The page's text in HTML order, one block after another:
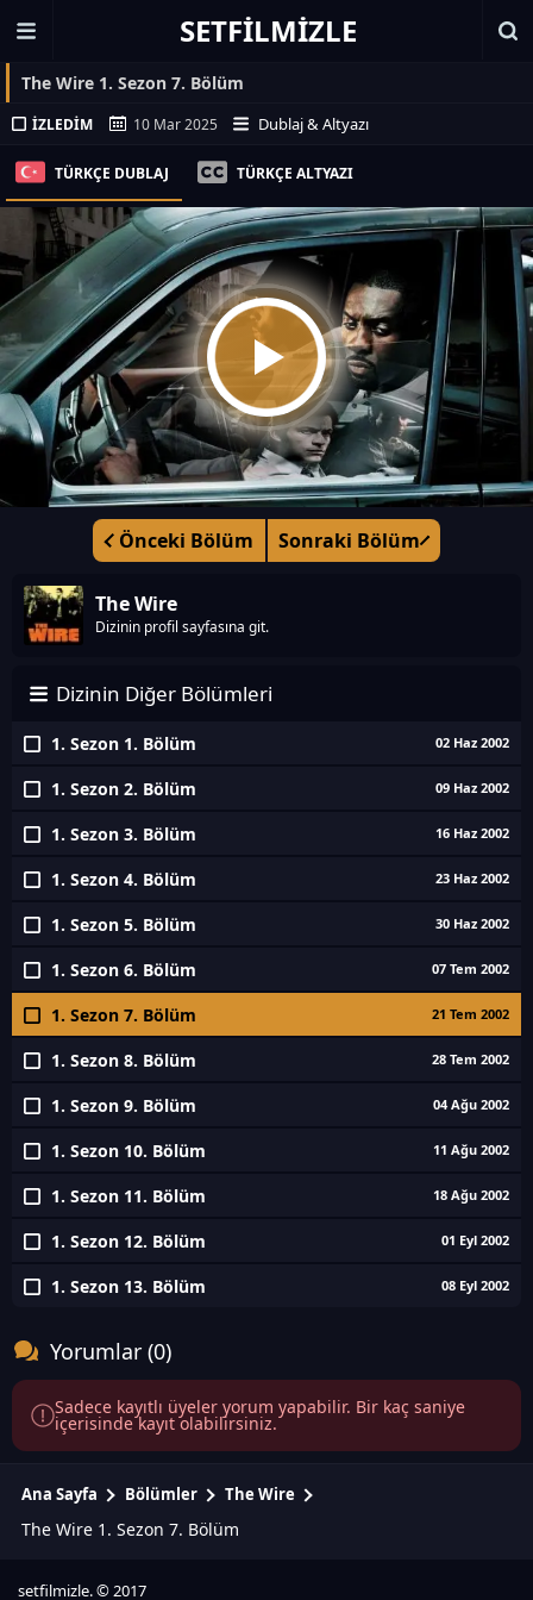
SETFILMIZLE
The Wire 1. Sezon 7. Bölüm
İZLEDIM 10 Mar 2025 Dublaj & Altyazı
TÜRKÇE DUBLAJ TÜRKÇE ALTYAZI
Önceki Bölüm Sonraki Bölüm
The Wire
Dizinin profil sayfasına git.
Dizinin Diğer Bölümleri
1. Sezon 1. Bölüm 02 Haz 2002
1. Sezon 2. Bölüm 09 Haz 2002
1. Sezon 3. Bölüm 16 Haz 2002
1. Sezon 4. Bölüm 23 Haz 2002
1. Sezon 5. Bölüm 30 Haz 2002
1. Sezon 6. Bölüm 07 Tem 2002
1. Sezon 7. Bölüm 21 Tem 2002
1. Sezon 8. Bölüm 28 Tem 2002
1. Sezon 9. Bölüm 04 Ağu 2002
1. Sezon 10. Bölüm 11 Ağu 2002
1. Sezon 11. Bölüm 18 Ağu 2002
1. Sezon 12. Bölüm 01 Eyl 2002
1. Sezon 13. Bölüm 08 Eyl 2002
Yorumlar (0)
Sadece kayıtlı üyeler yorum yapabilir. Bir kaç saniye
içerisinde kayıt olabilirsiniz.
Ana Sayfa Bölümler The Wire
The Wire 1. Sezon 7. Bölüm
setfilmizle. © 2017